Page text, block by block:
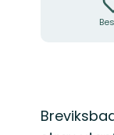
Beskrivning